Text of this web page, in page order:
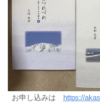
お申し込みは https://